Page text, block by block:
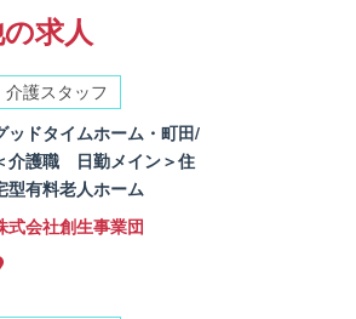
求人
介護スタッフ
ッドタイムホーム・町田/
介護職 日勤メイン＞住
型有料老人ホーム
式会社創生事業団